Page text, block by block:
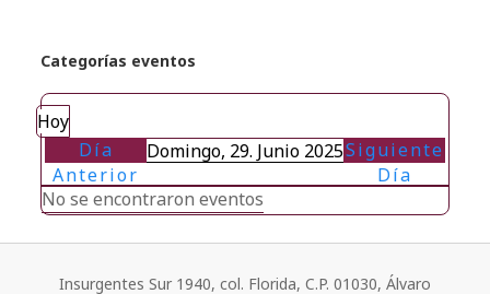
Categorías eventos
Hoy
Día
Anterior
Domingo, 29. Junio 2025Siguiente
Día
No se encontraron eventos
Insurgentes Sur 1940, col. Florida, C.P. 01030, Álvaro